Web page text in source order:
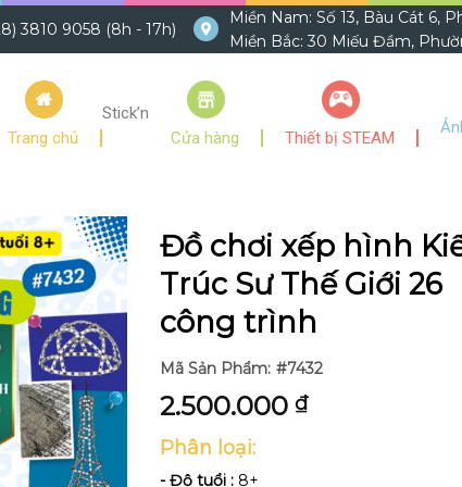
3810 9058 (8h - 17h)
Miền Nam: Số 13, Bàu Cát 6,
Miền Bắc: 30 Miếu Đầm,
Trang chủ
Stick’n
Cửa hàng
Thiết bị STEAM
Đồ chơi xếp hình
Trúc Sư Thế Giới 26
công trình
Mã Sản Phẩm: #7432
2.500.000₫
Phân loại:
- Độ tuổi : 8+